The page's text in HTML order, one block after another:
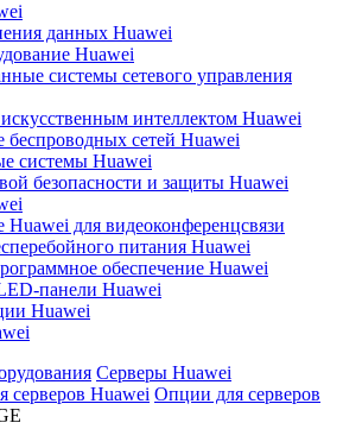
данных Huawei
Huawei
системы сетевого управления
интеллектом Huawei
беспроводных сетей Huawei
системы Huawei
безопасности и защиты Huawei
Huawei для видеоконференцсвязи
питания Huawei
обеспечение Huawei
панели Huawei
Huawei
Серверы Huawei
Huawei Опции для серверов